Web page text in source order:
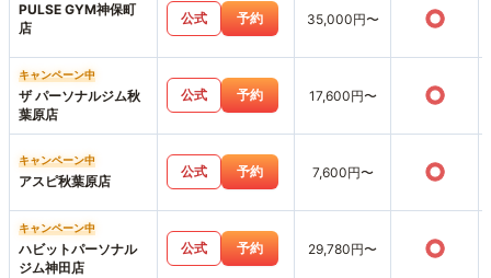
PULSE GYM神保町
店
公式 予約 35,000円〜 ○
キャンペーン中
ザ パーソナルジム秋
葉原店
公式 予約 17,600円〜 ○
キャンペーン中
アスピ秋葉原店
公式 予約 7,600円〜 ○
キャンペーン中
ハビットパーソナル
ジム神田店
公式 予約 29,780円〜 ○